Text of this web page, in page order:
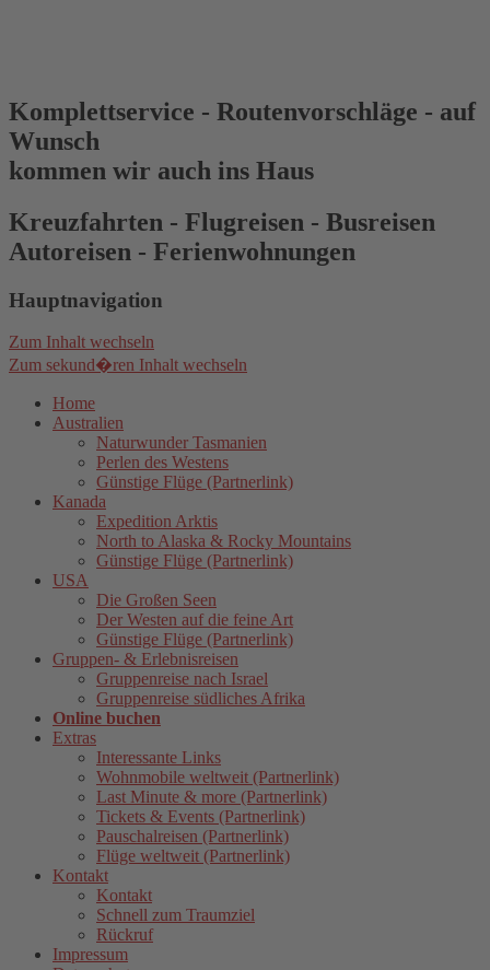
Komplettservice - Routenvorschläge - auf
Wunsch
kommen wir auch ins Haus
Kreuzfahrten - Flugreisen - Busreisen
Autoreisen - Ferienwohnungen
Hauptnavigation
Zum Inhalt wechseln
Zum sekund�ren Inhalt wechseln
Home
Australien
Naturwunder Tasmanien
Perlen des Westens
Günstige Flüge (Partnerlink)
Kanada
Expedition Arktis
North to Alaska & Rocky Mountains
Günstige Flüge (Partnerlink)
USA
Die Großen Seen
Der Westen auf die feine Art
Günstige Flüge (Partnerlink)
Gruppen- & Erlebnisreisen
Gruppenreise nach Israel
Gruppenreise südliches Afrika
Online buchen
Extras
Interessante Links
Wohnmobile weltweit (Partnerlink)
Last Minute & more (Partnerlink)
Tickets & Events (Partnerlink)
Pauschalreisen (Partnerlink)
Flüge weltweit (Partnerlink)
Kontakt
Kontakt
Schnell zum Traumziel
Rückruf
Impressum